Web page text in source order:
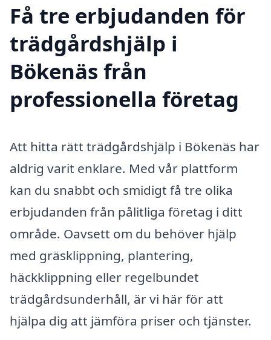
Få tre erbjudanden för
trädgårdshjälp i
Bökenäs från
professionella företag
Att hitta rätt trädgårdshjälp i Bökenäs har
aldrig varit enklare. Med vår plattform
kan du snabbt och smidigt få tre olika
erbjudanden från pålitliga företag i ditt
område. Oavsett om du behöver hjälp
med gräsklippning, plantering,
häckklippning eller regelbundet
trädgårdsunderhåll, är vi här för att
hjälpa dig att jämföra priser och tjänster.